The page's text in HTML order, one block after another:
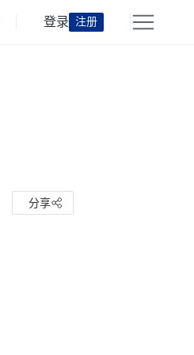
登录 注册
分享